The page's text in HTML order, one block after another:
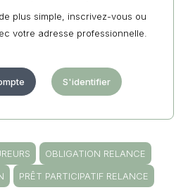
plus simple, inscrivez-vous ou
votre adresse professionnelle.
S'identifier
OBLIGATION RELANCE
PRÊT PARTICIPATIF RELANCE